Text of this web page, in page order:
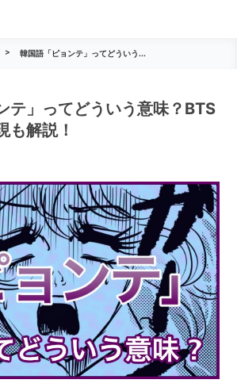
韓国語「ピョンテ」ってどういう...
テ」ってどういう意味？BTS
も解説！